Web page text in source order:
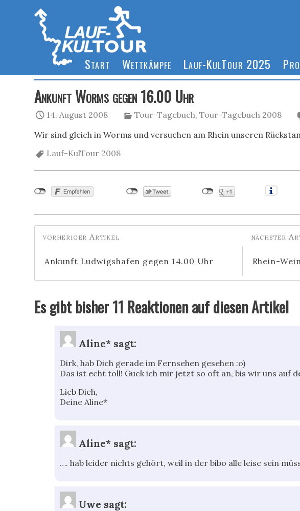
Start Wettkämpfe Lauf-KulTour 2025
Ankunft Worms gegen 16.00 Uhr
14. August 2008 Tour-Tagebuch,Tour-Tagebuch 2008
Wir sind gleich in Worms und versuchen am Rhein unseren
Lauf-KulTour 2008
Ankunft Ludwigshafen gegen 14.00 Uhr Rhein-
Es gibt bisher 11 Reaktionen auf diesen Artikel
Aline* sagt:
Dirk, hab Dich gerade im Fernsehen gesehen :o)
Das ist echt toll! Guck ich mir jetzt so oft an, bis wir uns auf
Lieb Dich,
Deine Aline*
Aline* sagt:
…. hab leider nichts gehört, weil in der bibo alle leise sein
Uwe sagt: